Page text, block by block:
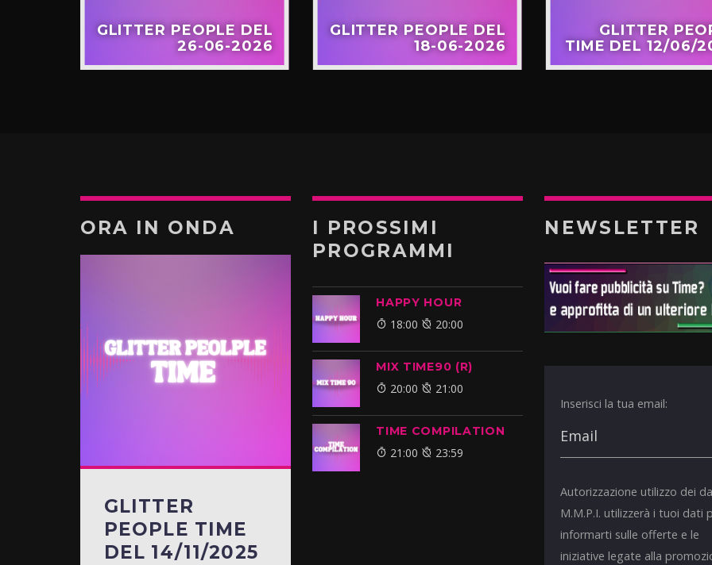
GLITTER PEOPLE DEL
26-06-2026
GLITTER PEOPLE DEL
18-06-2026
GLITTER
TIME DEL 12/06/
ORA IN ONDA
GLITTER
PEOPLE TIME
DEL 14/11/2025​
I PROSSIMI
PROGRAMMI
HAPPY HOUR
18:00 20:00
MIX TIME90 (R)
20:00 21:00
TIME COMPILATION
21:00 23:59
NEWSLETTER
Inserisci la tua email:
Autorizzazione utilizzo dei
M.M.P.I. utilizzerà i tuoi dati
informarti sulle offerte e le
iniziative legate alla